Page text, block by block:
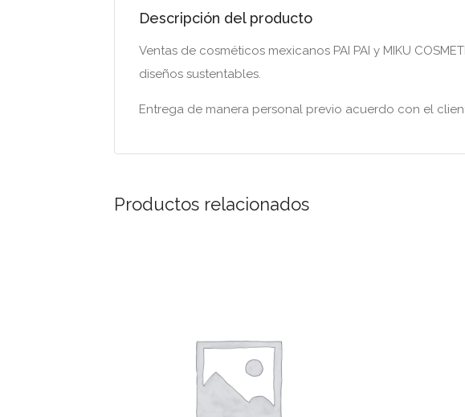
Descripción del producto
Ventas de cosméticos mexicanos PAI PAI y MIKU
diseños sustentables.
Entrega de manera personal previo acuerdo con el
Productos relacionados